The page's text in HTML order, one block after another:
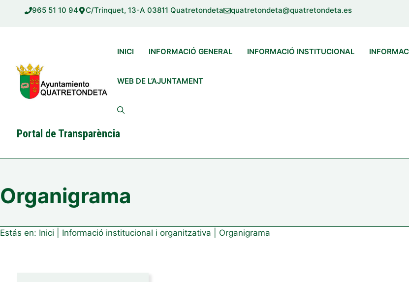
965 51 10 94 C/Trinquet, 13-A 03811 Quatretondeta quatretondeta@quatretondeta.es
INICI INFORMACIÓ GENERAL INFORMACIÓ INSTITUCIONAL
WEB DE L’AJUNTAMENT
Portal de Transparència
Organigrama
Estás en: Inici Informació institucional i organitzativa Organigrama